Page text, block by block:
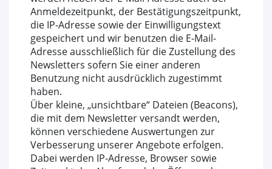
Anmeldezeitpunkt, der Bestätigungszeitpunkt,
die IP-Adresse sowie der Einwilligungstext
gespeichert und wir benutzen die E-Mail-
Adresse ausschließlich für die Zustellung des
Newsletters sofern Sie einer anderen
Benutzung nicht ausdrücklich zugestimmt
haben.
Über kleine, „unsichtbare“ Dateien (Beacons),
die mit dem Newsletter versandt werden,
können verschiedene Auswertungen zur
Verbesserung unserer Angebote erfolgen.
Dabei werden IP-Adresse, Browser sowie